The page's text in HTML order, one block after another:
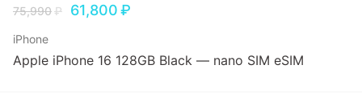
75,990₽ 61,800₽
iPhone
Apple iPhone 16 128GB Black — nano SIM eSIM